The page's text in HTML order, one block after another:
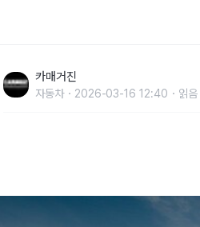
카매거진
자동차 2026-03-16 12:40 읽음